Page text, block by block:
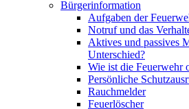
Bürgerinformation
Aufgaben der
Notruf und das
Aktives und passives
Unterschied?
Wie ist die Feuerwehr
Persönliche
Rauchmelder
Feuerlöscher